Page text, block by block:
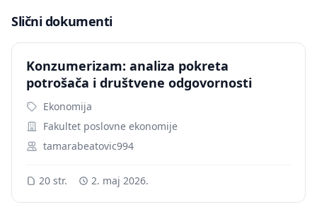
Slični dokumenti
Konzumerizam: analiza pokreta
potrošača i društvene odgovornosti
Ekonomija
Fakultet poslovne ekonomije
tamarabeatovic994
20 str. 2. maj 2026.